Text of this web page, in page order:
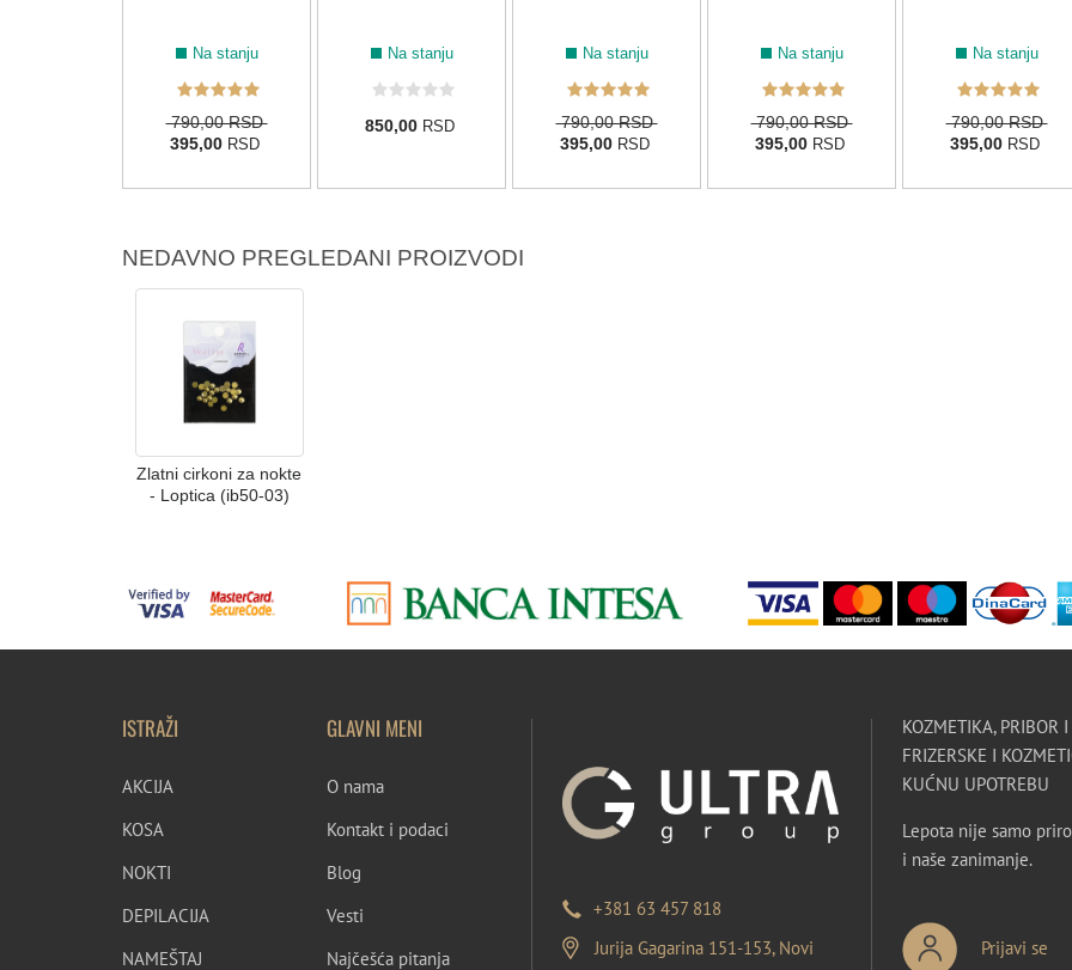
Na stanju
790,00 RSD
395,00 RSD
Na stanju
850,00 RSD
Na stanju
790,00 RSD
395,00 RSD
Na stanju
790,00 RSD
395,00 RSD
Na stanju
790,00 RSD
395,00 RSD
NEDAVNO PREGLEDANI PROIZVODI
Zlatni cirkoni za nokte
- Loptica (ib50-03)
ISTRAŽI
AKCIJA
KOSA
NOKTI
DEPILACIJA
NAMEŠTAJ
GLAVNI MENI
O nama
Kontakt i podaci
Blog
Vesti
Najčešća pitanja
+381 63 457 818
Jurija Gagarina 151-153, Novi
KOZMETIKA, PRIBOR
FRIZERSKE I
KUĆNU UPOTREBU
Lepota nije samo
i naše zanimanje.
Prijavi se